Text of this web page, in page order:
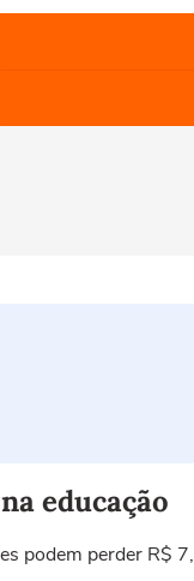
educação
podem perder R$